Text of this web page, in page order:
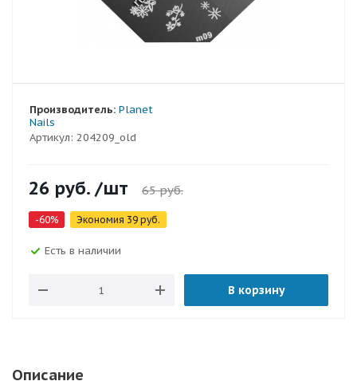
Артикул: 204209_old
Производитель: Planet
Nails
26 руб. /шт 65руб.
-60% Экономия 39 руб.
Есть в наличии
В корзину
Описание